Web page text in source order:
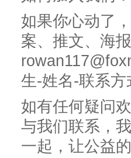
如果你心动了
案、推文、海
生-姓名-联系方
如有任何疑问
与我们联系，
一起，让公益